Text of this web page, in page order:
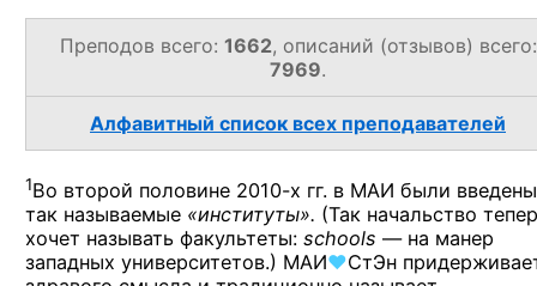
Преподов всего: 1662, описаний (отзывов) всего:
7969.
Алфавитный список всех преподавателей
1Во второй половине 2010-х гг. в МАИ были введены
так называемые «институты». (Так начальство
хочет называть факультеты: schools — на манер
западных университетов.) МАИ♥СтЭн